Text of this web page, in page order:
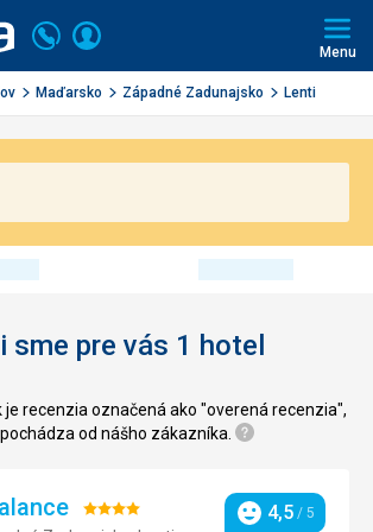
Volajte
+421
2
3221
Prihlásiť
Menu
Maďarsko Západné Zadunajsko Lenti
sme pre vás 1 hotel
je recenzia označená ako "overená recenzia",
od nášho zákazníka.
Hodnotenie:
Hodnotenie
4,5 / 5